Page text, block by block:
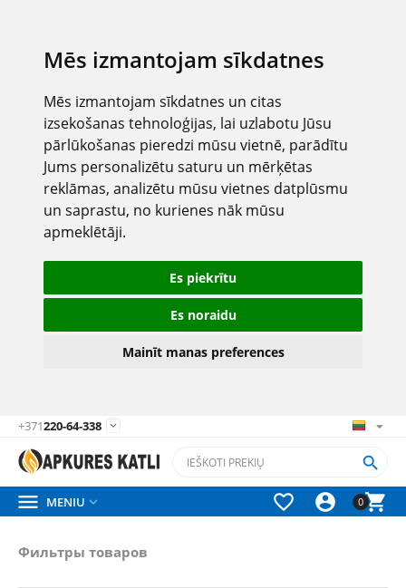
Mēs izmantojam sīkdatnes
Mēs izmantojam sīkdatnes un citas
izsekošanas tehnoloģijas, lai uzlabotu Jūsu
pārlūkošanas pieredzi mūsu vietnē, parādītu
Jums personalizētu saturu un mērķētas
reklāmas, analizētu mūsu vietnes datplūsmu
un saprastu, no kurienes nāk mūsu
apmeklētāji.
Es piekrītu
Es noraidu
Mainīt manas preferences
+371220-64-338 
0



 MENIU 
Фильтры товаров